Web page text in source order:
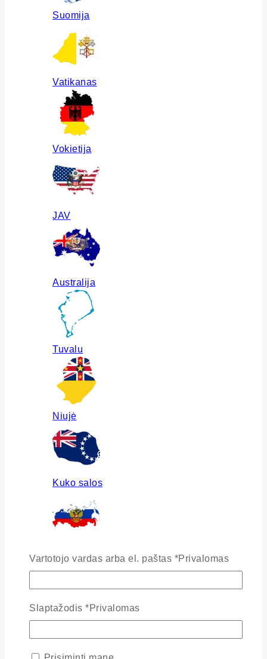
Suomija
Vatikanas
Vokietija
JAV
Australija
Tuvalu
Niujė
Kuko salos
Vartotojo vardas arba el. paštas *Privalomas
Slaptažodis *Privalomas